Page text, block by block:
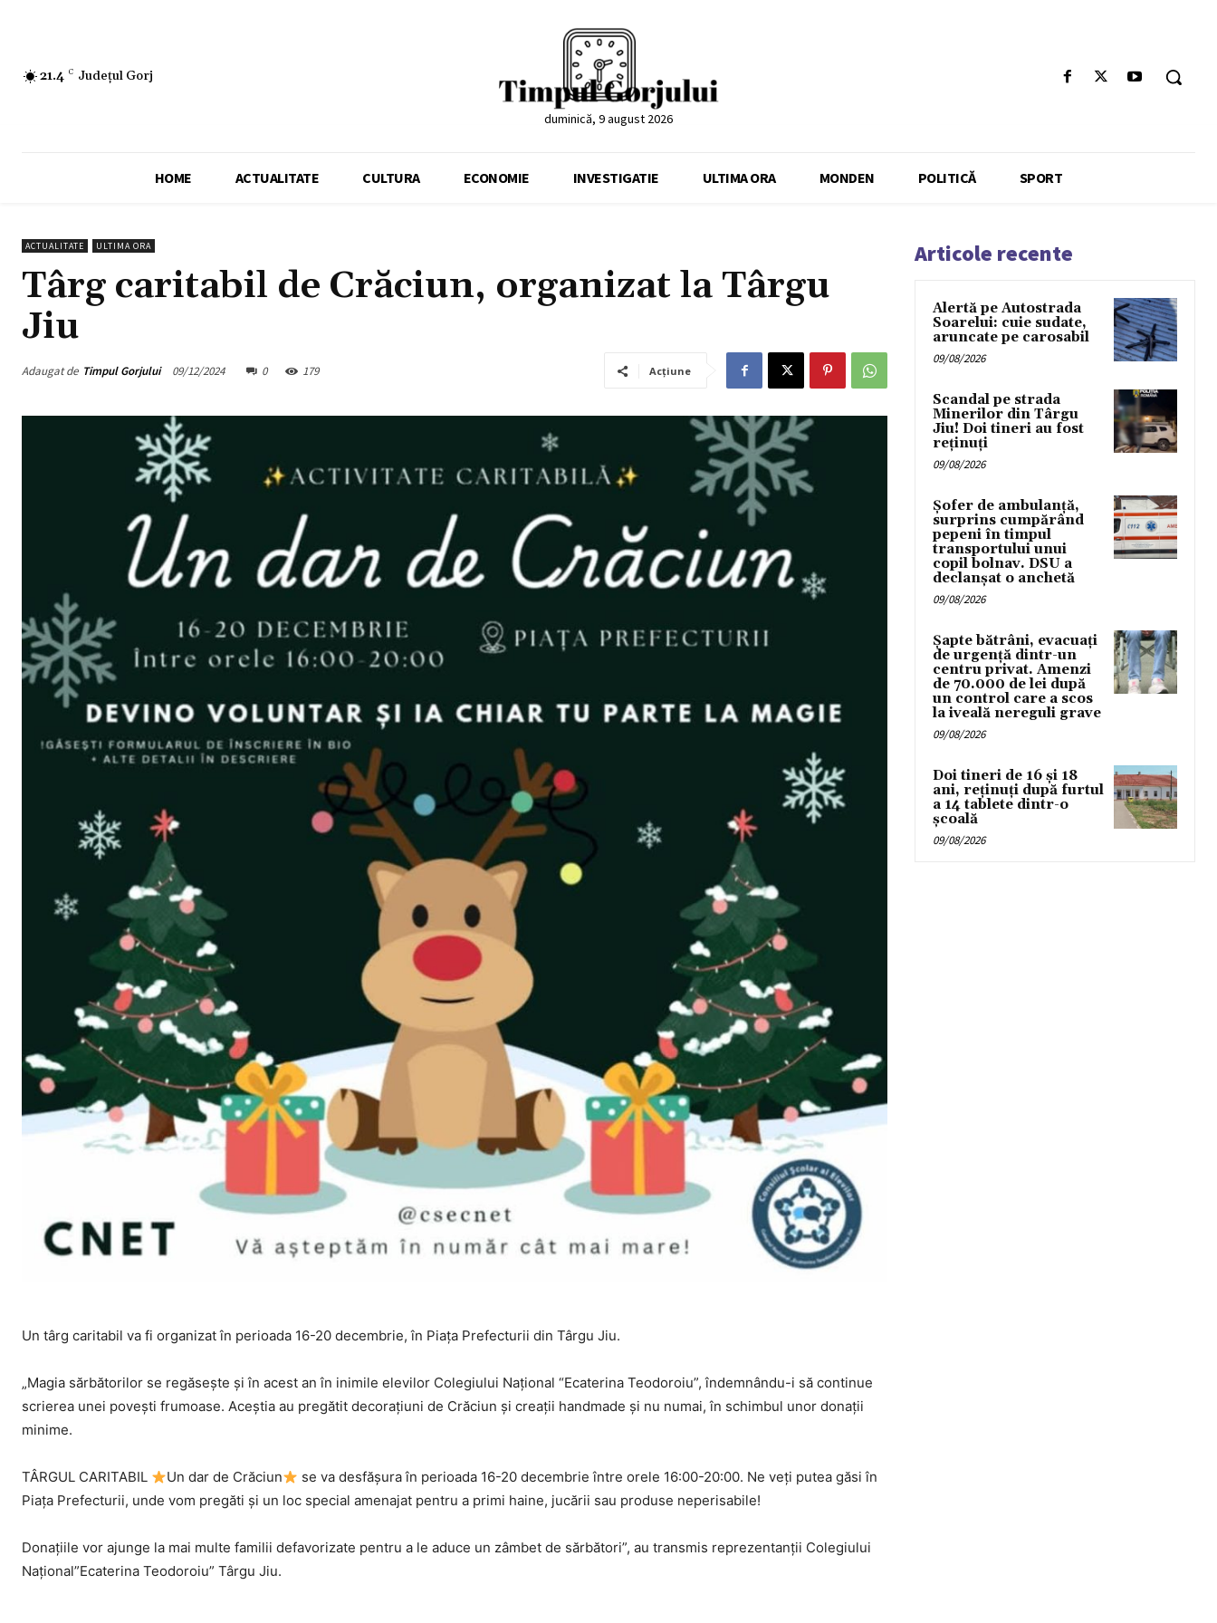
21.4 C Județul Gorj
duminică, 9 august 2026
HOME ACTUALITATE CULTURA ECONOMIE INVESTIGATIE ULTIMA ORA MONDEN POLITICĂ SPORT
ACTUALITATE ULTIMA ORA
Târg caritabil de Crăciun, organizat la Târgu
Jiu
Adaugat de Timpul Gorjului 09/12/2024 0 179 Acțiune
Un târg caritabil va fi organizat în perioada 16-20 decembrie, în Piața Prefecturii din Târgu Jiu.
„Magia sărbătorilor se regăsește și în acest an în inimile elevilor Colegiului Național “Ecaterina Teodoroiu”, îndemnându-i să continue
scrierea unei povești frumoase. Aceștia au pregătit decorațiuni de Crăciun și creații handmade și nu numai, în schimbul unor donații
minime.
TÂRGUL CARITABIL Un dar de Crăciun
se va desfășura în perioada 16-20 decembrie între orele 16:00-20:00. Ne veți putea găsi în
Piața Prefecturii, unde vom pregăti și un loc special amenajat pentru a primi haine, jucării sau produse neperisabile!
Donațiile vor ajunge la mai multe familii defavorizate pentru a le aduce un zâmbet de sărbători”, au transmis reprezentanții Colegiului
Național”Ecaterina Teodoroiu” Târgu Jiu.
Articole recente
Alertă pe Autostrada
Soarelui: cuie sudate,
aruncate pe carosabil
09/08/2026
Scandal pe strada
Minerilor din Târgu
Jiu! Doi tineri au fost
reținuți
09/08/2026
Șofer de ambulanță,
surprins cumpărând
pepeni în timpul
transportului unui
copil bolnav. DSU a
declanșat o anchetă
09/08/2026
Șapte bătrâni, evacuați
de urgență dintr-un
centru privat. Amenzi
de 70.000 de lei după
un control care a scos
la iveală nereguli grave
09/08/2026
Doi tineri de 16 și 18
ani, reținuți după furtul
a 14 tablete dintr-o
școală
09/08/2026